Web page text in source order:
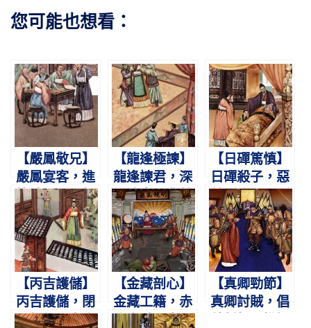
您可能也想看：
【嚴鳳敬兄】
嚴鳳宴客，進
箸稍遲。兄批
其頰，欣然受
之。
【龍逢極諫】
龍逢諫君，深
謀遠慮。冀其
少悛，立而不
去。
【日磾篤慎】
日磾殺子，惡
其淫亂。願副
霍光，不使輕
漢。
【丙吉護儲】
丙吉護儲，閉
門拒使。宣帝
【金藏剖心】
金藏工籍，赤
膽忠誠。皇嗣
【真卿勁節】
真卿討賊，倡